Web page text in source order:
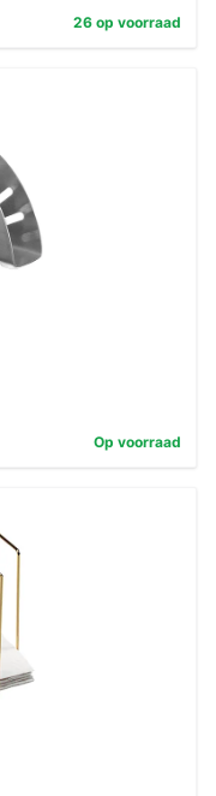
26 op voorraad
Op voorraad